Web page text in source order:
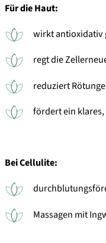
Für die Haut:
wirkt antioxidativ
regt die
reduziert
fördert ein
Bei Cellulite:
Massagen mit